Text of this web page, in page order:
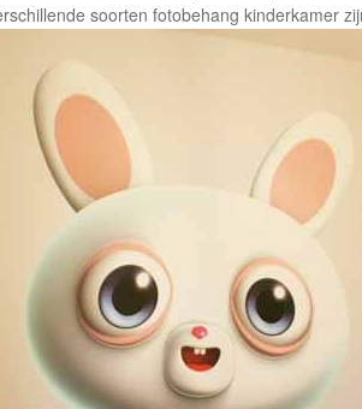
soorten fotobehang kinderkamer